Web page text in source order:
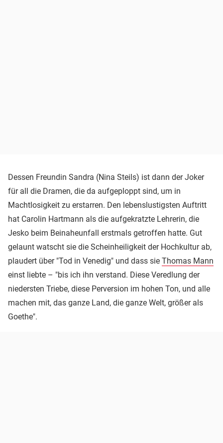
Dessen Freundin Sandra (Nina Steils) ist dann der Joker
für all die Dramen, die da aufgeploppt sind, um in
Machtlosigkeit zu erstarren. Den lebenslustigsten Auftritt
hat Carolin Hartmann als die aufgekratzte Lehrerin, die
Jesko beim Beinaheunfall erstmals getroffen hatte. Gut
gelaunt watscht sie die Scheinheiligkeit der Hochkultur ab,
plaudert über "Tod in Venedig" und dass sie Thomas Mann
einst liebte – "bis ich ihn verstand. Diese Veredlung der
niedersten Triebe, diese Perversion im hohen Ton, und alle
machen mit, das ganze Land, die ganze Welt, größer als
Goethe".